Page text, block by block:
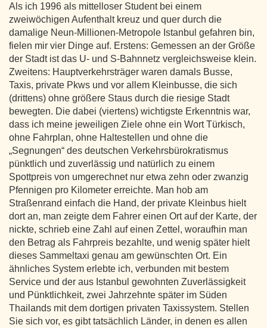
Als ich 1996 als mittelloser Student bei einem
zweiwöchigen Aufenthalt kreuz und quer durch die
damalige Neun-Millionen-Metropole Istanbul gefahren bin,
fielen mir vier Dinge auf. Erstens: Gemessen an der Größe
der Stadt ist das U- und S-Bahnnetz vergleichsweise klein.
Zweitens: Hauptverkehrsträger waren damals Busse,
Taxis, private Pkws und vor allem Kleinbusse, die sich
(drittens) ohne größere Staus durch die riesige Stadt
bewegten. Die dabei (viertens) wichtigste Erkenntnis war,
dass ich meine jeweiligen Ziele ohne ein Wort Türkisch,
ohne Fahrplan, ohne Haltestellen und ohne die
„Segnungen“ des deutschen Verkehrsbürokratismus
pünktlich und zuverlässig und natürlich zu einem
Spottpreis von umgerechnet nur etwa zehn oder zwanzig
Pfennigen pro Kilometer erreichte. Man hob am
Straßenrand einfach die Hand, der private Kleinbus hielt
dort an, man zeigte dem Fahrer einen Ort auf der Karte, der
nickte, schrieb eine Zahl auf einen Zettel, woraufhin man
den Betrag als Fahrpreis bezahlte, und wenig später hielt
dieses Sammeltaxi genau am gewünschten Ort. Ein
ähnliches System erlebte ich, verbunden mit bestem
Service und der aus Istanbul gewohnten Zuverlässigkeit
und Pünktlichkeit, zwei Jahrzehnte später im Süden
Thailands mit dem dortigen privaten Taxissystem. Stellen
Sie sich vor, es gibt tatsächlich Länder, in denen es allen